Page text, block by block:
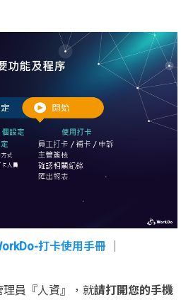
打卡使用手冊│
理員『人資』，就請打開您的手機